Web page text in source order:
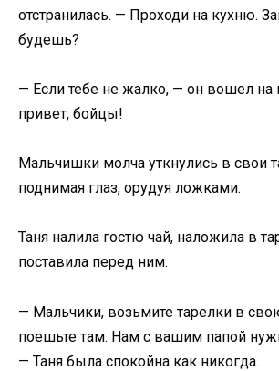
отстранилась. — Проходи на кухню.
будешь?
— Если тебе не жалко, — он вошел на
привет, бойцы!
Мальчишки молча уткнулись в свои
поднимая глаз, орудуя ложками.
Таня налила гостю чай, наложила в
поставила перед ним.
— Мальчики, возьмите тарелки в
поешьте там. Нам с вашим папой
— Таня была спокойна как никогда.